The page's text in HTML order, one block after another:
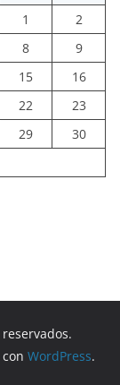
1
2
8
9
15
16
22
23
29
30
WordPress.